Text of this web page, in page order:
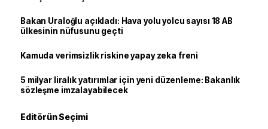
Bakan Uraloğlu açıkladı: Hava yolu yolcu sayısı 18 AB
ülkesinin nüfusunu geçti
Kamuda verimsizlik riskine yapay zeka freni
5 milyar liralık yatırımlar için yeni düzenleme: Bakanlık
sözleşme imzalayabilecek
Editörün Seçimi